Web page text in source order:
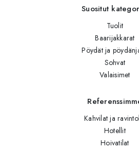
Suositut
Tuolit
Baarijakkarat
Pöydät ja
Sohvat
Valaisimet
Kahvilat ja
Hotellit
Hoivatilat